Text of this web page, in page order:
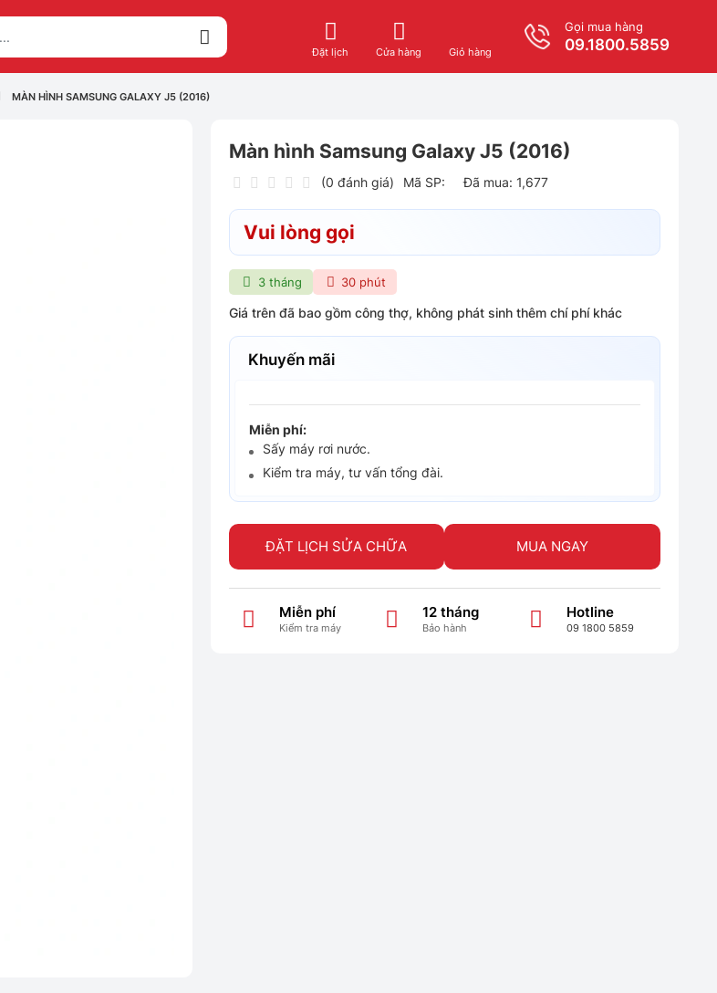
Đặt lịch Cửa hàng Giỏ hàng
Gọi mua hàng
09.1800.5859
MÀN HÌNH SAMSUNG GALAXY J5 (2016)
Màn hình Samsung Galaxy J5 (2016)
(0 đánh giá) Mã SP: Đã mua: 1,677
Vui lòng gọi
3 tháng 30 phút
Giá trên đã bao gồm công thợ, không phát sinh thêm chí phí khác
Khuyến mãi
Miễn phí:
Sấy máy rơi nước.
Kiểm tra máy, tư vấn tổng đài.
ĐẶT LỊCH SỬA CHỮA MUA NGAY
Miễn phí
Kiểm tra máy
12 tháng
Bảo hành
Hotline
09 1800 5859